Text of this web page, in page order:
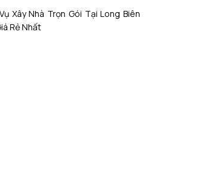
Xây Nhà Trọn Gói Tại Long Biên
Rẻ Nhất